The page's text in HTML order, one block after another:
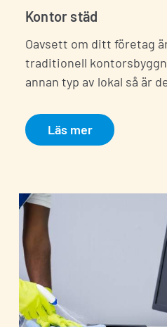
Kontor städ
Oavsett om ditt företag
traditionell
annan typ av lokal så är
Läs mer